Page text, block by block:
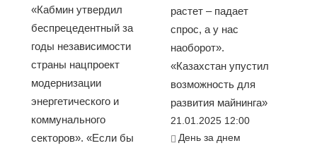
«Кабмин утвердил
беспрецедентный за
годы независимости
страны нацпроект
модернизации
энергетического и
коммунального
секторов». «Если бы
растет – падает
спрос, а у нас
наоборот».
«Казахстан упустил
возможность для
развития майнинга»
21.01.2025 12:00
День за днем